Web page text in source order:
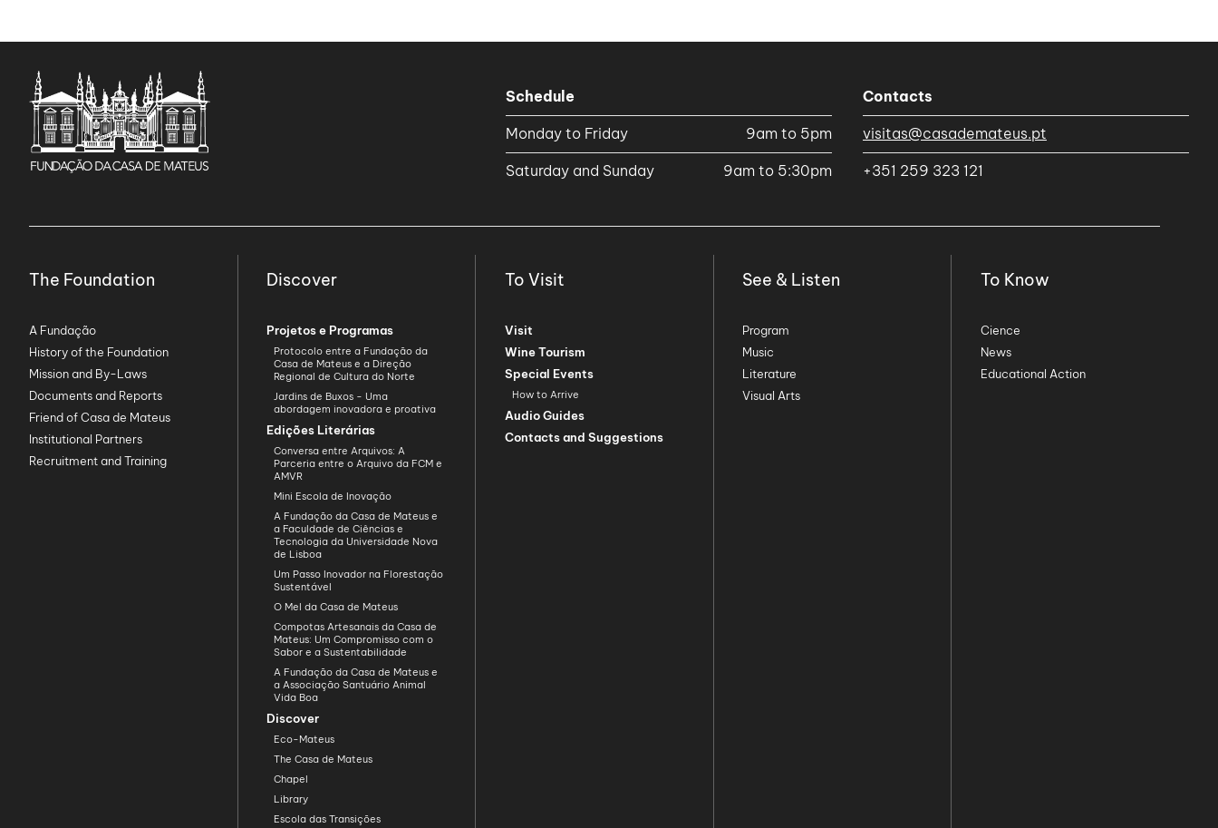
Schedule
Monday to Friday 9am to 5pm
Saturday and Sunday 9am to 5:30pm
Contacts
visitas@casademateus.pt
+351 259 323 121
The Foundation
A Fundação
History of the Foundation
Mission and By-Laws
Documents and Reports
Friend of Casa de Mateus
Institutional Partners
Recruitment and Training
Discover
Projetos e Programas
Protocolo entre a Fundação da
Casa de Mateus e a Direção
Regional de Cultura do Norte
Jardins de Buxos - Uma
abordagem inovadora e proativa
Edições Literárias
Conversa entre Arquivos: A
Parceria entre o Arquivo da FCM e
AMVR
Mini Escola de Inovação
A Fundação da Casa de Mateus e
a Faculdade de Ciências e
Tecnologia da Universidade Nova
de Lisboa
Um Passo Inovador na Florestação
Sustentável
O Mel da Casa de Mateus
Compotas Artesanais da Casa de
Mateus: Um Compromisso com o
Sabor e a Sustentabilidade
A Fundação da Casa de Mateus e
a Associação Santuário Animal
Vida Boa
Discover
Eco-Mateus
The Casa de Mateus
Chapel
Library
Escola das Transições
To Visit
Visit
Wine Tourism
Special Events
How to Arrive
Audio Guides
Contacts and Suggestions
See & Listen
Program
Music
Literature
Visual Arts
To Know
Cience
News
Educational Action